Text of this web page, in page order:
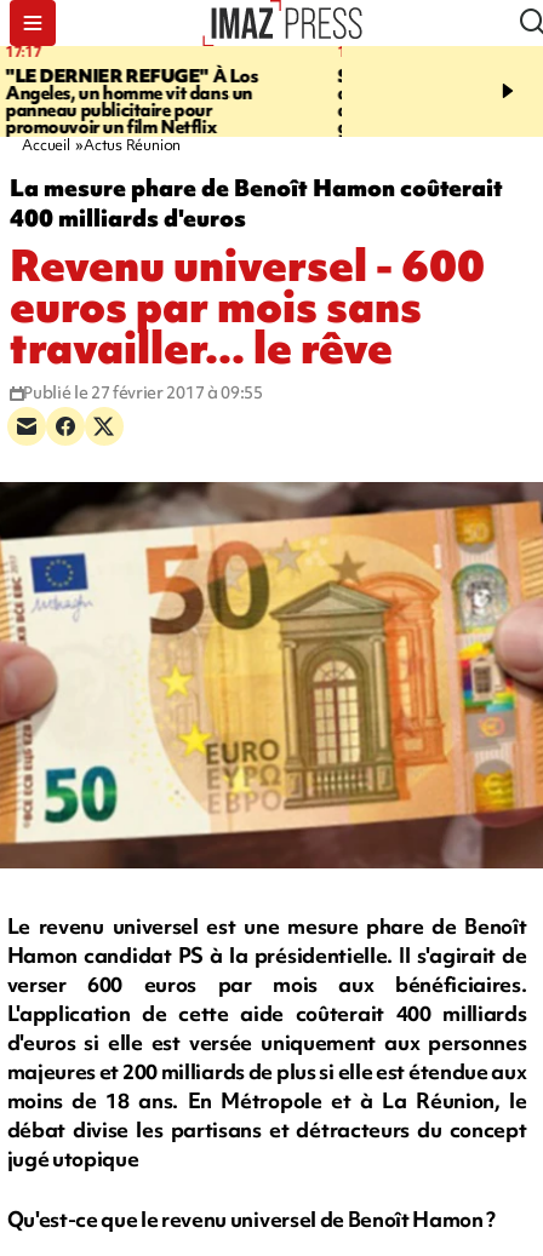
16:32
SAINT-PIERREUn homme de 23
ans mis en examen et placé en
détention après la mort d'une
gramoune de 84 ans
21:08
et Turquie scellent un
Accueil Actus Réunion
La mesure phare de Benoît Hamon coûterait
400 milliards d'euros
Revenu universel - 600
euros par mois sans
travailler... le rêve
Publié le 27 février 2017 à 09:55
Le revenu universel est une mesure phare de Benoît
Hamon candidat PS à la présidentielle. Il s'agirait de
verser 600 euros par mois aux bénéficiaires.
L'application de cette aide coûterait 400 milliards
d'euros si elle est versée uniquement aux personnes
majeures et 200 milliards de plus si elle est étendue aux
moins de 18 ans. En Métropole et à La Réunion, le
débat divise les partisans et détracteurs du concept
jugé utopique
Qu'est-ce que le revenu universel de Benoît Hamon ?